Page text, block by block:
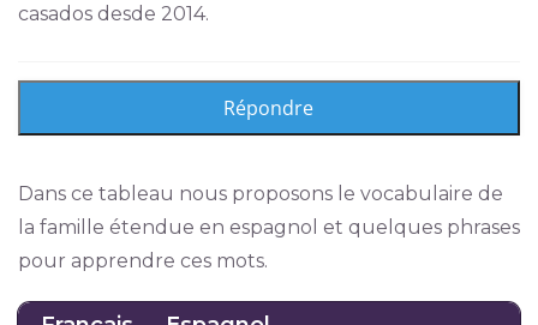
casados desde 2014.
Dans ce tableau nous proposons le vocabulaire de
la famille étendue en espagnol et quelques phrases
pour apprendre ces mots.